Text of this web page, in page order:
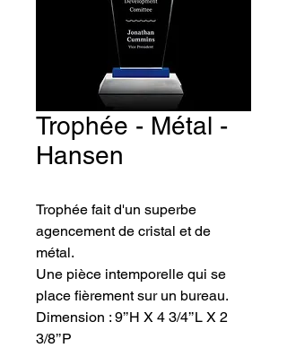
Trophée - Métal -
Hansen
Trophée fait d'un superbe
agencement de cristal et de
métal.
Une pièce intemporelle qui se
place fièrement sur un bureau.
Dimension : 9’’H X 4 3/4’’L X 2
3/8’’P